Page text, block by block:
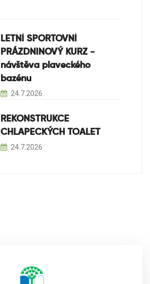
LETNÍ SPORTOVNÍ
PRÁZDNINOVÝ KURZ -
návštěva plaveckého
bazénu
24.7.2026
REKONSTRUKCE
CHLAPECKÝCH TOALET
24.7.2026